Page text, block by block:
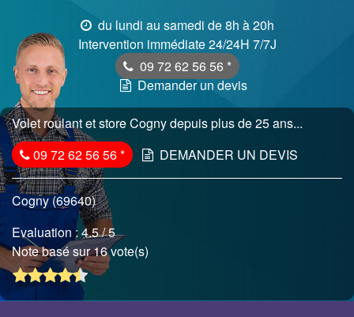
du lundi au samedi de 8h à 20h
Intervention immédiate 24/24H 7/7J
09 72 62 56 56 *
Demander un devis
Volet roulant et store Cogny depuis plus de 25 ans...
09 72 62 56 56* DEMANDER UN DEVIS
Cogny (69640)
Evaluation :4.5/ 5
Note basé sur 16 vote(s)